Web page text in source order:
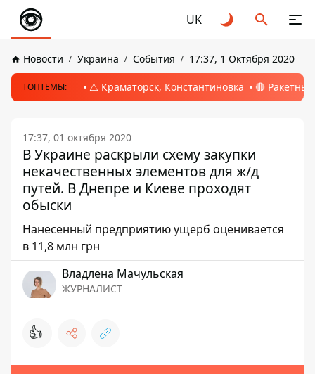
UK
Новости Украина События 17:37, 1 Октября 2020
ТОПТЕМЫ: ⚠️ Краматорск, Константиновка 🔴
17:37, 01 октября 2020
В Украине раскрыли схему закупки
некачественных элементов для ж/д
путей. В Днепре и Киеве проходят
обыски
Нанесенный предприятию ущерб оценивается
в 11,8 млн грн
Владлена Мачульская
ЖУРНАЛИСТ
👍